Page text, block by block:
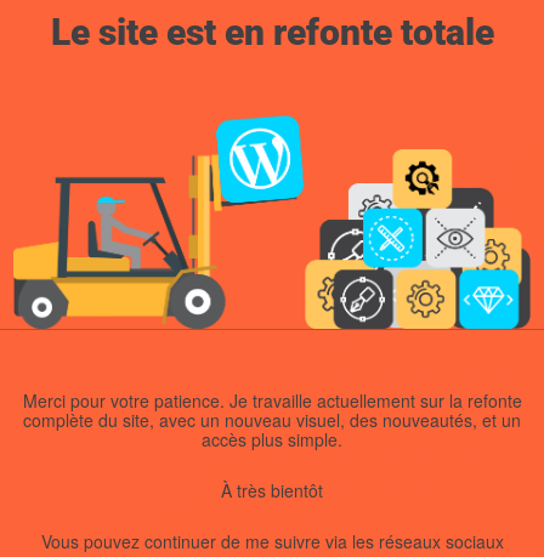
Le site est en refonte totale
Merci pour votre patience. Je travaille actuellement sur la refonte
complète du site, avec un nouveau visuel, des nouveautés, et un
accès plus simple.
À très bientôt
Vous pouvez continuer de me suivre via les réseaux sociaux